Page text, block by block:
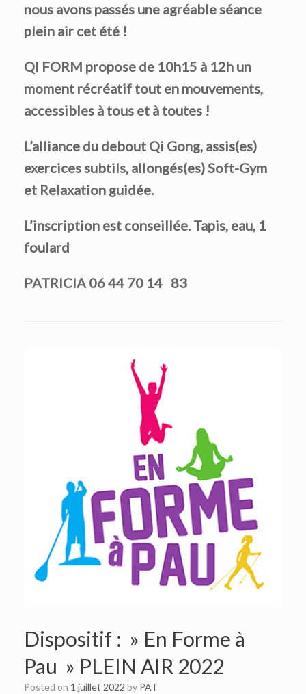
nous avons passés une agréable séance
plein air cet été !
QI FORM propose de 10h15 à 12h un
moment récréatif tout en mouvements,
accessibles à tous et à toutes !
L’alliance du debout Qi Gong, assis(es)
exercices subtils, allongés(es) Soft-Gym
et Relaxation guidée.
L’inscription est conseillée. Tapis, eau, 1
foulard
PATRICIA 06 44 70 14 83
Dispositif : » En Forme à
Pau » PLEIN AIR 2022
Posted on 1 juillet 2022 by PAT